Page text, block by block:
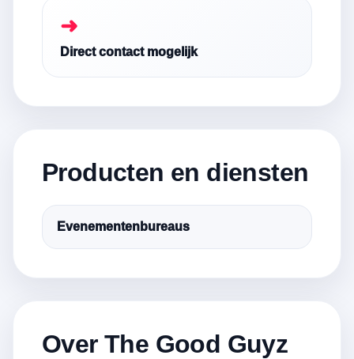
➜
Direct contact mogelijk
Producten en diensten
Evenementenbureaus
Over The Good Guyz